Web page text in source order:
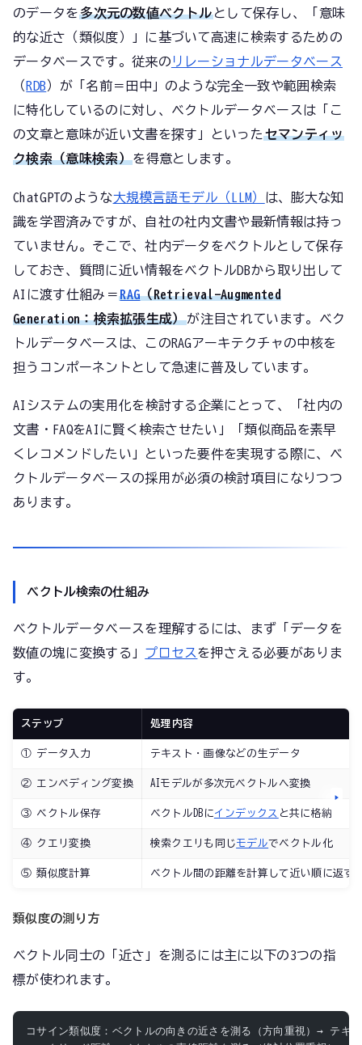
のデータを 多次元の数値ベクトル として保存し、「意味
的な近さ（類似度）」に基づいて高速に検索するための
データベースです。従来の リレーショナルデータベース
（ RDB ）が「名前＝田中」のような完全一致や範囲検索
に特化しているのに対し、ベクトルデータベースは「こ
の文章と意味が近い文書を探す」といったセマンティッ
ク検索（意味検索）を得意とします。
ChatGPTのような大規模言語モデル（LLM） は、膨大な知
識を学習済みですが、自社の社内文書や最新情報は持っ
ていません。そこで、社内データをベクトルとして保存
しておき、質問に近い情報をベクトルDBから取り出して
AIに渡す仕組み＝ RAG（Retrieval-Augmented
Generation：検索拡張生成）が注目されています。ベク
トルデータベースは、このRAGアーキテクチャの中核を
担うコンポーネントとして急速に普及しています。
AIシステムの実用化を検討する企業にとって、「社内の
文書・FAQをAIに賢く検索させたい」「類似商品を素早
くレコメンドしたい」といった要件を実現する際に、ベ
クトルデータベースの採用が必須の検討項目になりつつ
あります。
ベクトル検索の仕組み
ベクトルデータベースを理解するには、まず「データを
数値の塊に変換する」 プロセスを押さえる必要がありま
す。
ステップ 処理内容
① データ入力 テキスト・画像などの生データ
② エンベディング変換 AIモデルが多次元ベクトルへ変換
③ ベクトル保存 ベクトルDBにインデックス と共に格納
④ クエリ変換 検索クエリも同じモデルでベクトル化
⑤ 類似度計算 ベクトル間の距離を計算して近い順に返す
類似度の測り方
ベクトル同士の「近さ」を測るには主に以下の3つの指
標が使われます。
コサイン類似度：ベクトルの向きの近さを測る（方向重視）→ テキ